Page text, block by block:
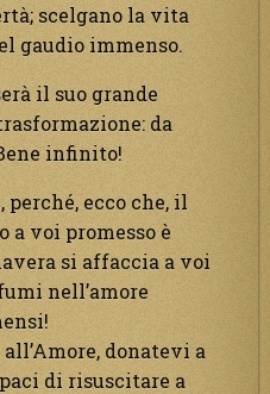
scelgano la vita
gaudio immenso.
il suo grande
da
infinito!
ecco che, il
a voi promesso è
si affaccia a voi
nell’amore
donatevi a
di risuscitare a